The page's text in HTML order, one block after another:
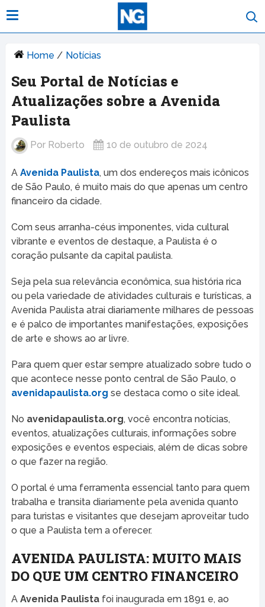
Home / Notícias
Seu Portal de Notícias e
Atualizações sobre a Avenida
Paulista
Por Roberto 10 de outubro de 2024
A Avenida Paulista, um dos endereços mais icônicos
de São Paulo, é muito mais do que apenas um centro
financeiro da cidade.
Com seus arranha-céus imponentes, vida cultural
vibrante e eventos de destaque, a Paulista é o
coração pulsante da capital paulista.
Seja pela sua relevância econômica, sua história rica
ou pela variedade de atividades culturais e turísticas, a
Avenida Paulista atrai diariamente milhares de pessoas
e é palco de importantes manifestações, exposições
de arte e shows ao ar livre.
Para quem quer estar sempre atualizado sobre tudo o
que acontece nesse ponto central de São Paulo, o
avenidapaulista.org se destaca como o site ideal.
No avenidapaulista.org, você encontra notícias,
eventos, atualizações culturais, informações sobre
exposições e eventos especiais, além de dicas sobre
o que fazer na região.
O portal é uma ferramenta essencial tanto para quem
trabalha e transita diariamente pela avenida quanto
para turistas e visitantes que desejam aproveitar tudo
o que a Paulista tem a oferecer.
AVENIDA PAULISTA: MUITO MAIS
DO QUE UM CENTRO FINANCEIRO
A Avenida Paulistafoi inaugurada em 1891 e, ao